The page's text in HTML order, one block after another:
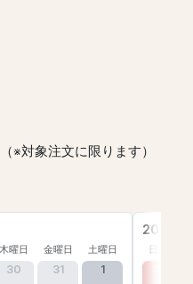
※対象注文に限ります）
木曜日 金曜日 土曜日
30 31 1
2026年
日曜日